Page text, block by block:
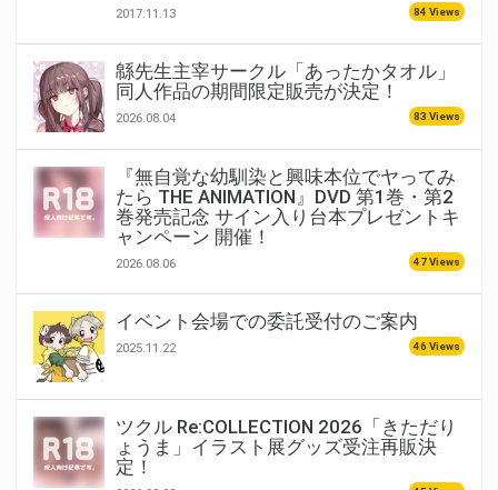
2017.11.13 84 Views
緜先生主宰サークル「あったかタオル」
同人作品の期間限定販売が決定！
2026.08.04 83 Views
『無自覚な幼馴染と興味本位でヤってみ
たら THE ANIMATION』DVD 第1巻・第2
巻発売記念 サイン入り台本プレゼントキ
ャンペーン 開催！
2026.08.06 47 Views
イベント会場での委託受付のご案内
2025.11.22 46 Views
ツクル Re:COLLECTION 2026「きただり
ょうま」イラスト展グッズ受注再販決
定！